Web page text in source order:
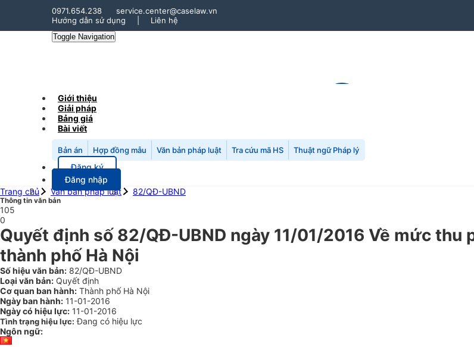
0971.654.238
service.center@caselaw.vn
Hướng dẫn sử dụng
Liên hệ
Toggle Navigation
Giới thiệu
Giải pháp
Bảng giá
Bài viết
Bản án Hợp đồng mẫu Văn bản pháp luật Tra cứu mã HS Thuật ngữ Pháp lý
Đăng ký
Đăng nhập
Trang chủ
Văn bản pháp luật 82/QĐ-UBND
Thông tin văn bản
105
0
Quyết định số 82/QĐ-UBND ngày 11/01/2016 Về mức thu
thành phố Hà Nội
Số hiệu văn bản: 82/QĐ-UBND
Loại văn bản: Quyết định
Cơ quan ban hành: Thành phố Hà Nội
Ngày ban hành: 11-01-2016
Ngày có hiệu lực: 11-01-2016
Tình trạng hiệu lực: Đang có hiệu lực
Ngôn ngữ: